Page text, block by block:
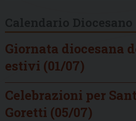
Giornata diocesana
estivi (01/07)
Celebrazioni per
Goretti (05/07)